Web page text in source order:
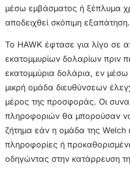
μέσω εμβάσματος ή ξέπλυμα
αποδειχθεί σκόπιμη εξαπάτηση.
Το HAWK έφτασε για λίγο σε
εκατομμυρίων δολαρίων πριν
εκατομμύρια δολάρια, εν μέσω
μικρή ομάδα διευθύνσεων
μέρος της προσφοράς. Οι
πληροφοριών θα μπορούσαν
ζήτημα εάν η ομάδα της Welch
πληροφορίες ή
οδηγώντας στην κατάρρευση